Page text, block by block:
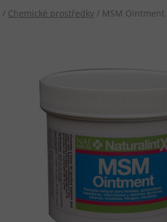
/ Chemické prostředky / MSM